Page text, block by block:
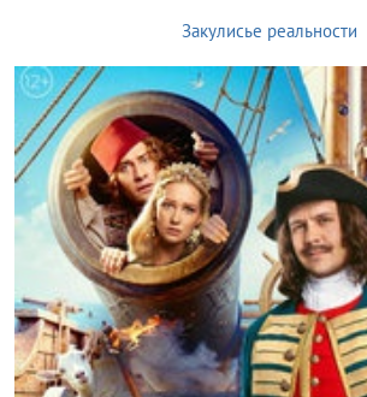
Закулисье реальности